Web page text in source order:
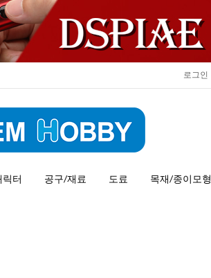
로그인
릭터 공구/재료 도료 목재/종이모형